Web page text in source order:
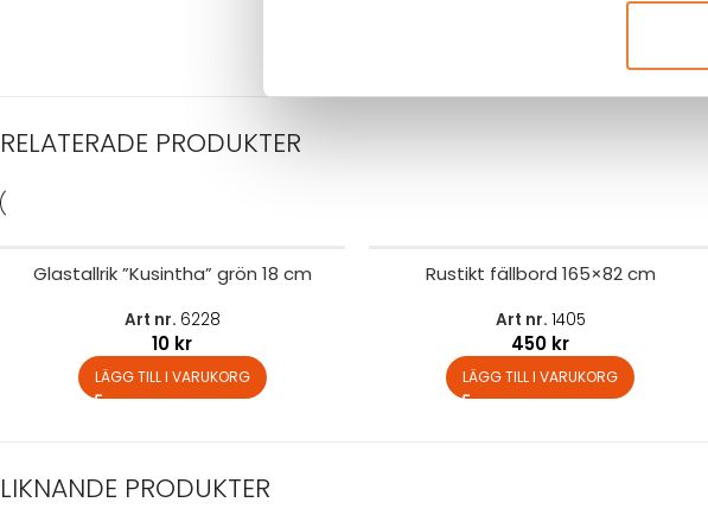
RELATERADE PRODUKTER
Glastallrik ”Kusintha” grön 18 cm
Art nr. 6228
10 kr
LÄGG TILL I VARUKORG
Rustikt fällbord 165×82 cm
Art nr. 1405
450 kr
LÄGG TILL I VARUKORG
LIKNANDE PRODUKTER